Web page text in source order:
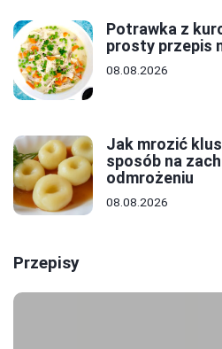
Potrawka z
prosty przepis
08.08.2026
Jak mrozić
sposób na
odmrożeniu
08.08.2026
Przepisy